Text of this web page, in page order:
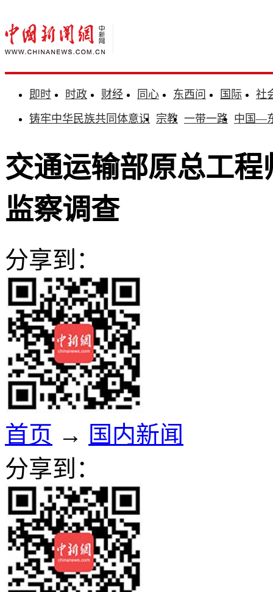
即时 时政 财经 同心 东西问 国际
社
铸牢中华民族共同体意识 宗教 一带一路 中国—
交通运输部原总工
监察调查
分享到：
首页 → 国内新闻
分享到：